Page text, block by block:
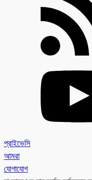
প্রাইভেসি
আমরা
যোগাযোগ